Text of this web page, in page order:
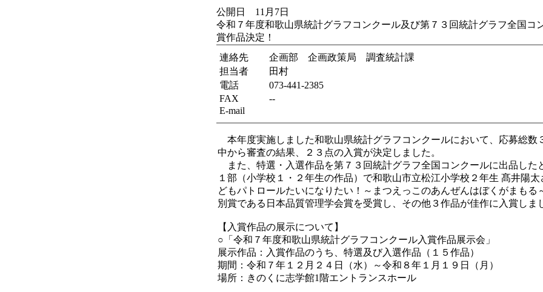
公開日 11月7日
令和７年度和歌山県統計グラフコンクール及び第７３回統計グラフ全国コ
賞作品決定！
連絡先
企画部 企画政策局 調査統計課
担当者
田村
電話
073-441-2385
FAX
--
E-mail
本年度実施しました和歌山県統計グラフコンクールにおいて、応募総数
中から審査の結果、２３点の入賞が決定しました。
また、特選・入選作品を第７３回統計グラフ全国コンクールに出品した
１部（小学校１・２年生の作品）で和歌山市立松江小学校２年生 髙井陽太
どもパトロールたいになりたい！～まつえっこのあんぜんはぼくがまもる
別賞である日本品質管理学会賞を受賞し、その他３作品が佳作に入賞しま
【入賞作品の展示について】
○「令和７年度和歌山県統計グラフコンクール入賞作品展示会」
展示作品：入賞作品のうち、特選及び入選作品（１５作品）
期間：令和７年１２月２４日（水）～令和８年１月１９日（月）
場所：きのくに志学館1階エントランスホール